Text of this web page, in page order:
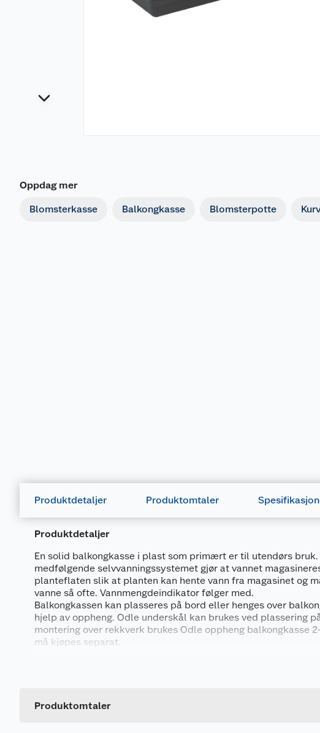
Oppdag mer
Blomsterkasse Balkongkasse Blomsterpotte
Produktdetaljer Produktomtaler
Produktdetaljer
En solid balkongkasse i plast som primært er til utendørs bruk.
medfølgende selvvanningssystemet gjør at vannet
planteflaten slik at planten kan hente vann fra magasinet og
vanne så ofte. Vannmengdeindikator følger med.
Balkongkassen kan plasseres på bord eller henges over
hjelp av oppheng. Odle underskål kan brukes ved plassering
montering over rekkverk brukes Odle oppheng balkongkasse
må kjøpes separat.
Produktomtaler
Leverandørens artikkelnummer